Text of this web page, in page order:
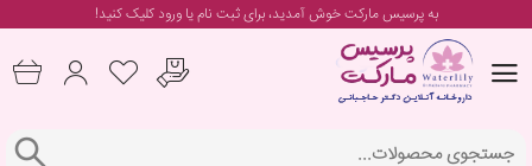
به پرسیس مارکت خوش آمدید، برایثبت نام یا ورودکلیک کنید!